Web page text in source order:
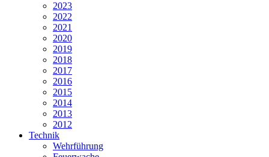
2023
2022
2021
2020
2019
2018
2017
2016
2015
2014
2013
2012
Technik
Wehrführung